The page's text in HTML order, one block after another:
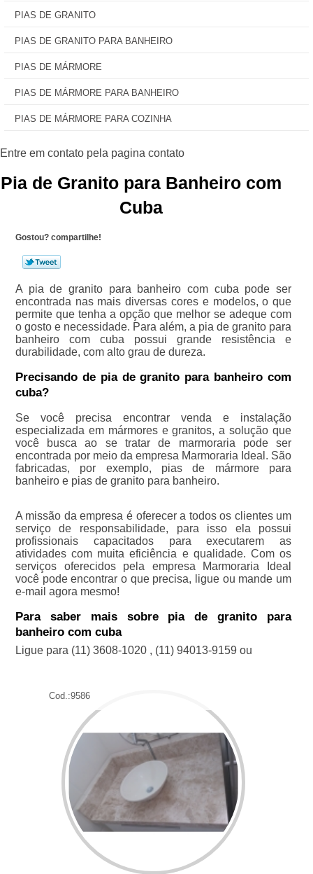
PIAS DE GRANITO
PIAS DE GRANITO PARA BANHEIRO
PIAS DE MÁRMORE
PIAS DE MÁRMORE PARA BANHEIRO
PIAS DE MÁRMORE PARA COZINHA
Pia de Granito para Banheiro com
Cuba
Gostou? compartilhe!
A pia de granito para banheiro com cuba pode ser
encontrada nas mais diversas cores e modelos, o que
permite que tenha a opção que melhor se adeque com
o gosto e necessidade. Para além, a pia de granito para
banheiro com cuba possui grande resistência e
durabilidade, com alto grau de dureza.
Precisando de pia de granito para banheiro com
cuba?
Se você precisa encontrar venda e instalação
especializada em mármores e granitos, a solução que
você busca ao se tratar de marmoraria pode ser
encontrada por meio da empresa Marmoraria Ideal. São
fabricadas, por exemplo, pias de mármore para
banheiro e pias de granito para banheiro.
A missão da empresa é oferecer a todos os clientes um
serviço de responsabilidade, para isso ela possui
profissionais capacitados para executarem as
atividades com muita eficiência e qualidade. Com os
serviços oferecidos pela empresa Marmoraria Ideal
você pode encontrar o que precisa, ligue ou mande um
e-mail agora mesmo!
Para saber mais sobre pia de granito para
banheiro com cuba
Ligue para (11) 3608-1020, (11) 94013-9159 ou
Cod.:9586